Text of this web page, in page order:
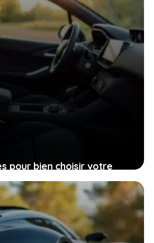
pour bien choisir votre
d’occasion grâce à sa